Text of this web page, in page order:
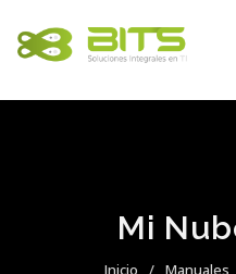
Mi
Inicio / Manuales